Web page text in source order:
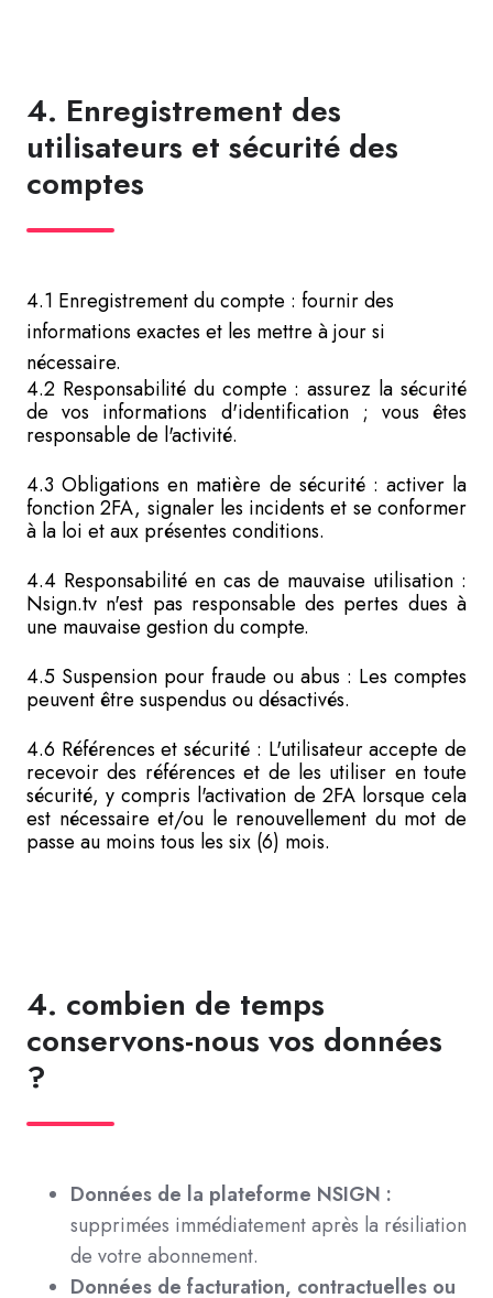
4. Enregistrement des
utilisateurs et sécurité des
comptes
4.1 Enregistrement du compte : fournir des
informations exactes et les mettre à jour si
nécessaire.
4.2 Responsabilité du compte : assurez la sécurité
de vos informations d'identification ; vous êtes
responsable de l'activité.
4.3 Obligations en matière de sécurité : activer la
fonction 2FA, signaler les incidents et se conformer
à la loi et aux présentes conditions.
4.4 Responsabilité en cas de mauvaise utilisation :
Nsign.tv n'est pas responsable des pertes dues à
une mauvaise gestion du compte.
4.5 Suspension pour fraude ou abus : Les comptes
peuvent être suspendus ou désactivés.
4.6 Références et sécurité : L'utilisateur accepte de
recevoir des références et de les utiliser en toute
sécurité, y compris l'activation de 2FA lorsque cela
est nécessaire et/ou le renouvellement du mot de
passe au moins tous les six (6) mois.
4. combien de temps
conservons-nous vos données
?
Données de la plateforme NSIGN :
supprimées immédiatement après la résiliation
de votre abonnement.
Données de facturation, contractuelles ou